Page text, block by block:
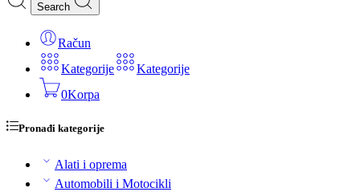
Search
Račun
Kategorije
Kategorije
0Korpa
Pronađi kategorije
Alati i oprema
Automobili i Motocikli